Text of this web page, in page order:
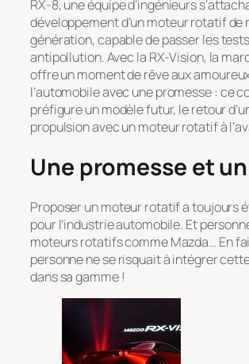
RX-8, une équipe d’ingénieurs
développement d’un moteur rotatif de
génération, capable de passer les tests
antipollution. Avec la RX-Vision, la
offre un moment de rêve aux
l’automobile avec une promesse : ce
préfigure un modèle futur, le retour
propulsion avec un moteur rotatif à
Une promesse et
Proposer un moteur rotatif a toujours
pour l’industrie automobile. Et
moteurs rotatifs comme Mazda… En
personne ne se risquait à intégrer
dans sa gamme !